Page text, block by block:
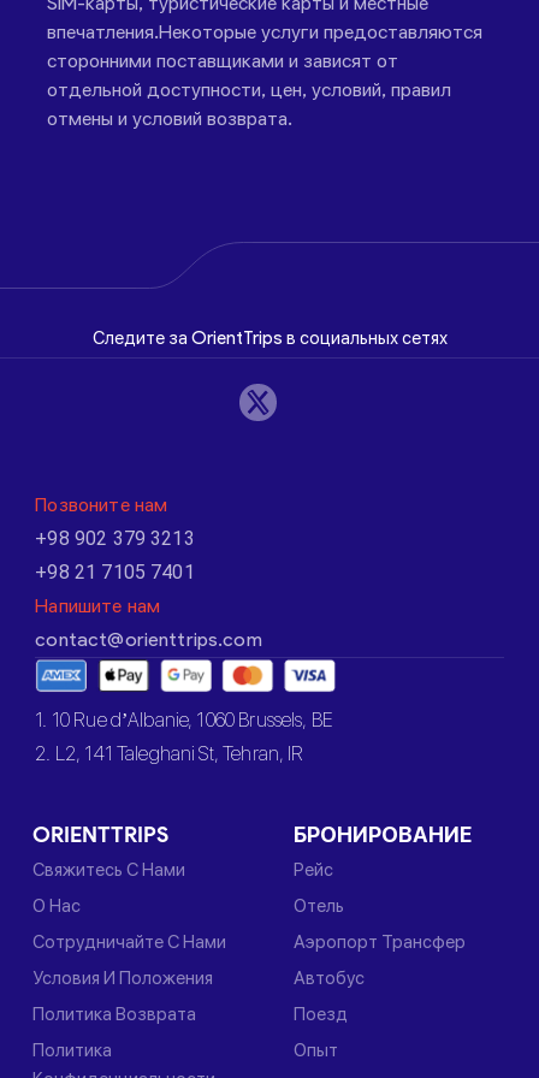
впечатления.Некоторые услуги предоставляются
сторонними поставщиками и зависят от
отдельной доступности, цен, условий, правил
отмены и условий возврата.
Следите за OrientTrips в социальных сетях
Позвоните нам
+98 902 379 3213
+98 21 7105 7401
Напишите нам
contact@orienttrips.com
1. 10 Rue d’Albanie, 1060 Brussels, BE
2. L2, 141 Taleghani St, Tehran, IR
ORIENTTRIPS
Свяжитесь С Нами
О Нас
Сотрудничайте С Нами
Условия И Положения
Политика Возврата
Политика
БРОНИРОВАНИЕ
Рейс
Отель
Аэропорт Трансфер
Автобус
Поезд
Опыт